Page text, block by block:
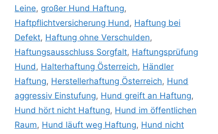
Leine, großer Hund Haftung,
Haftpflichtversicherung Hund, Haftung bei
Defekt, Haftung ohne Verschulden,
Haftungsausschluss Sorgfalt, Haftungsprüfung
Hund, Halterhaftung Österreich, Händler
Haftung, Herstellerhaftung Österreich, Hund
aggressiv Einstufung, Hund greift an Haftung,
Hund hört nicht Haftung, Hund im öffentlichen
Raum, Hund läuft weg Haftung, Hund nicht